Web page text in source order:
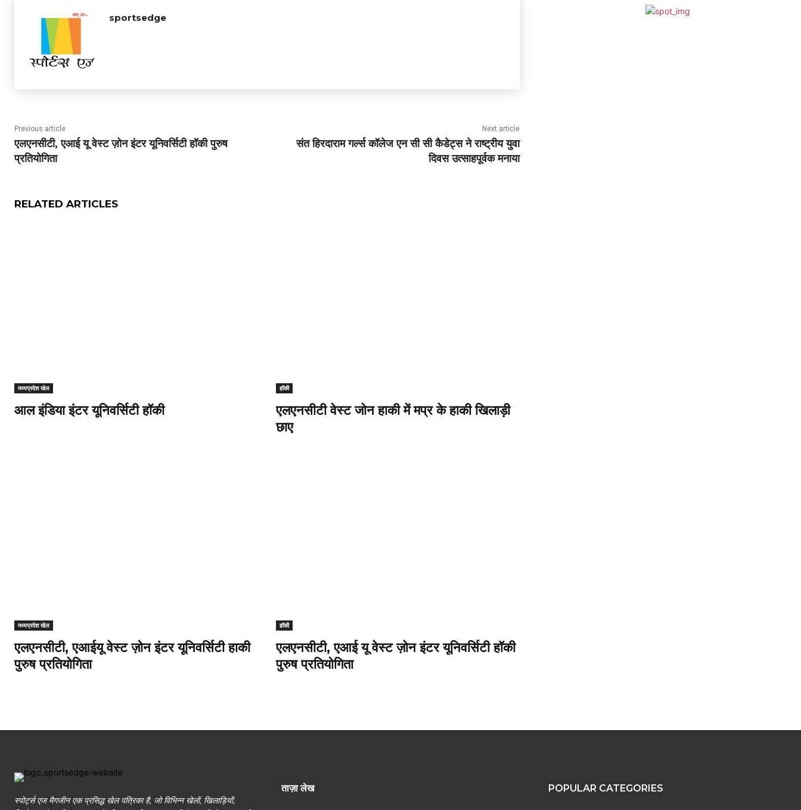
sportsedge
Previous article
एलएनसीटी, एआई यू वेस्ट ज़ोन इंटर यूनिवर्सिटी हॉकी पुरुष
प्रतियोगिता
Next article
संत हिरदाराम गर्ल्स कॉलेज एन सी सी कैडेट्स ने राष्ट्रीय युवा
दिवस उत्साहपूर्वक मनाया
RELATED ARTICLES
मध्यप्रदेश खेल
आल इंडिया इंटर यूनिवर्सिटी हॉकी
हॉकी
एलएनसीटी वेस्ट जोन हाकी में मप्र के हाकी खिलाड़ी
छाए
मध्यप्रदेश खेल
एलएनसीटी, एआईयू वेस्ट ज़ोन इंटर यूनिवर्सिटी हाकी
पुरुष प्रतियोगिता
हॉकी
एलएनसीटी, एआई यू वेस्ट ज़ोन इंटर यूनिवर्सिटी हॉकी
पुरुष प्रतियोगिता
स्पोर्ट्स एज मैगजीन एक प्रसिद्ध खेल पत्रिका है, जो विभिन्न खेलों, खिलाड़ियों,
ताज़ा लेख POPULAR CATEGORIES